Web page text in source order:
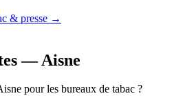
& presse →
— Aisne
pour les bureaux de tabac ?